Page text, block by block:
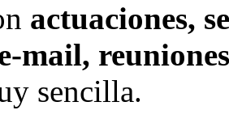
actuaciones,
mail,
sencilla.